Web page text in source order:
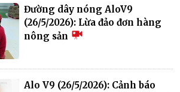
Đường dây nóng AloV9
(26/5/2026): Lừa đảo đơn hàng
nông sản
Alo V9 (26/5/2026): Cảnh báo